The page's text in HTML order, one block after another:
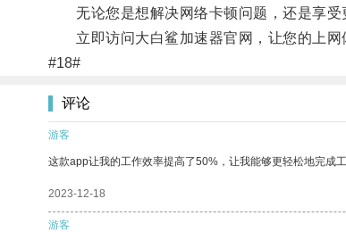
无论您是想解决网络卡顿问题，还是享受
立即访问大白鲨加速器官网，让您的上网
#18#
评论
游客
这款app让我的工作效率提高了50%，让我能够更轻松地完成
2023-12-18
游客